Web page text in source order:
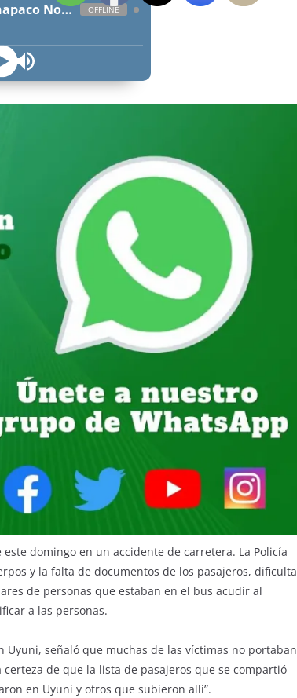
Radio Chapaco Noticias Las 24 horas en vivo OFFLINE
domingo en un accidente de carretera. La Policía
y la falta de documentos de los pasajeros, dificulta
de personas que estaban en el bus acudir al
a las personas.
Uyuni, señaló que muchas de las víctimas no portaban
de que la lista de pasajeros que se compartió
en Uyuni y otros que subieron allí”.